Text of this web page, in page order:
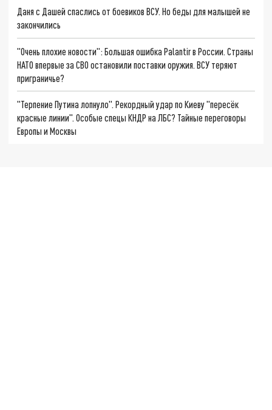
Даня с Дашей спаслись от боевиков ВСУ. Но беды для малышей не
закончились
"Очень плохие новости": Большая ошибка Palantir в России. Страны
НАТО впервые за СВО остановили поставки оружия. ВСУ теряют
приграничье?
"Терпение Путина лопнуло". Рекордный удар по Киеву "пересёк
красные линии". Особые спецы КНДР на ЛБС? Тайные переговоры
Европы и Москвы